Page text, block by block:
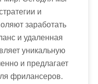
и
заработать
и удаленная
уникальную
и предлагает
фрилансеров.